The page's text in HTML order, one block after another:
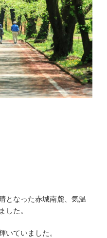
となった赤城南麓、気温
した。
いていました。